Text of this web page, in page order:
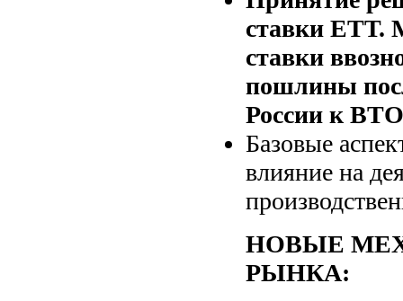
ставки ЕТТ.
ставки
пошлины
России к
Базовые
влияние на
НОВЫЕ
РЫНКА: